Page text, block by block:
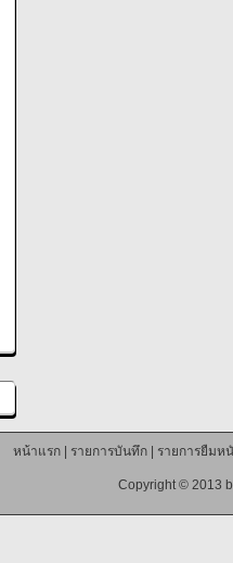
หน้าแรก| รายการบันทึก| รายการยืมห
Copyright © 2013